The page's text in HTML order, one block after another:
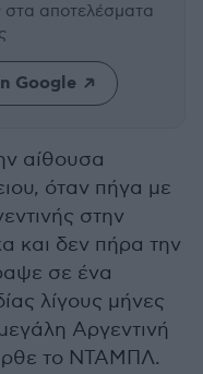
στα αποτελέσματα
Google
αίθουσα
όταν πήγα με
στην
και δεν πήρα την
σε ένα
λίγους μήνες
Αργεντινή
το ΝΤΑΜΠΛ.